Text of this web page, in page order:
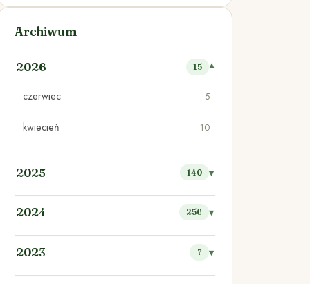
Archiwum
2026 15
czerwiec 5
kwiecień 10
2025 140
2024 256
2023 7